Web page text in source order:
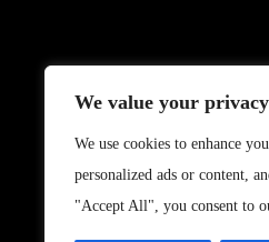
We value your privacy
We use cookies to enhance
personalized ads or content,
"Accept All", you consent to